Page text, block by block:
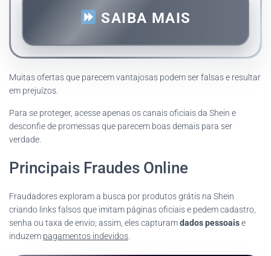
SAIBA MAIS
Muitas ofertas que parecem vantajosas podem ser falsas e resultar
em prejuízos.
Para se proteger, acesse apenas os canais oficiais da Shein e
desconfie de promessas que parecem boas demais para ser
verdade.
Principais Fraudes Online
Fraudadores exploram a busca por produtos grátis na Shein
criando links falsos que imitam páginas oficiais e pedem cadastro,
senha ou taxa de envio; assim, eles capturamdados pessoaise
induzem pagamentos indevidos.